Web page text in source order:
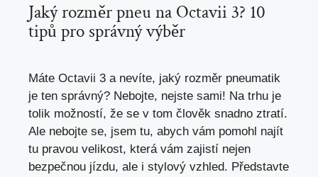
Jaký rozměr pneu na Octavii 3? 10
tipů pro správný výběr
Máte Octavii 3 a nevíte, jaký rozměr pneumatik
je ten správný? Nebojte, nejste sami! Na trhu je
tolik možností, že se v tom člověk snadno ztratí.
Ale nebojte se, jsem tu, abych vám pomohl najít
tu pravou velikost, která vám zajistí nejen
bezpečnou jízdu, ale i stylový vzhled. Představte